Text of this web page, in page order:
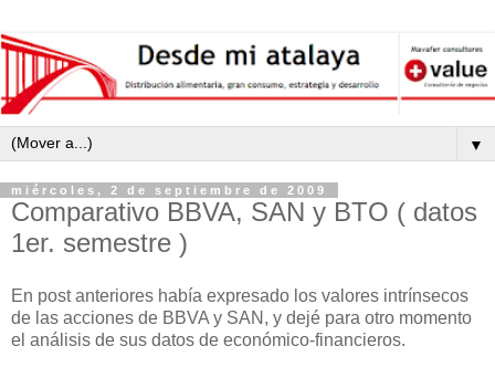
▼
miércoles, 2 de septiembre de 2009
Comparativo BBVA, SAN y BTO ( datos
1er. semestre )
En post anteriores había expresado los valores intrínsecos
de las acciones de BBVA y SAN, y dejé para otro momento
el análisis de sus datos de económico-financieros.